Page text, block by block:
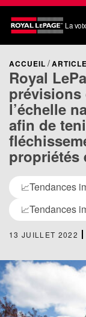
La
ACCUEIL
Royal
prévisions
l’échelle
afin de
propriétés
📈Tendances
📈Tendances
13 JUILLET 2022